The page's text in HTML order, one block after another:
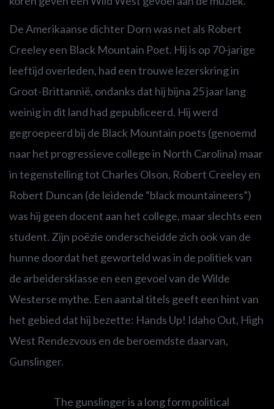
De Amerikaanse dichter Dorn was net als Robert
Creeley een Black Mountain Poet. Hij is op 70-jarige
leeftijd overleden, had een trouwe lezerskring in
Groot-Brittannië, ondanks dat hij bijna 25 jaar lang
weinig in dit land had gepubliceerd. Hij werd
gegroepeerd bij de Black Mountain poets (genoemd
naar het progressieve college in North Carolina) maar
in tegenstelling tot Charles Olson, Robert Creeley en
Robert Duncan (de leidende “black mountaineers”)
was hij geen docent aan het college, maar slechts een
student. Zijn poëzie onderscheidde zich ook van de
hunne doordat het geworteld was in de politiek van
de arbeidersklasse en een gevoel van de Wilde
Westerse mythe. Een aantal titels geeft een hint van
het gebied dat hij bezette: Hands Up! Idaho Out, High
West Rendezvous en de beroemdste daarvan,
Gunslinger.
The gunslinger is a long form political